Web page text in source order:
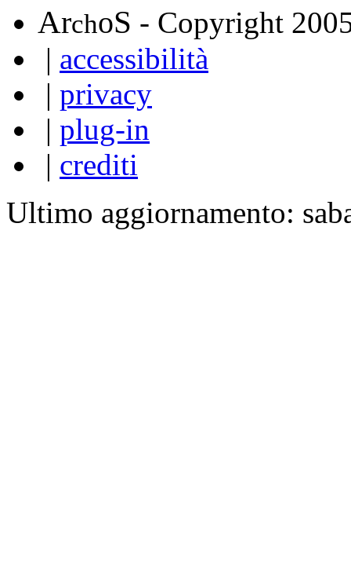
ArchoS - Copyright
| accessibilità
| privacy
| plug-in
| crediti
Ultimo aggiornamento: